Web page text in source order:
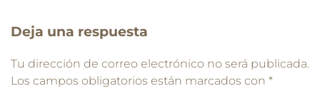
Deja una respuesta
Tu dirección de correo electrónico no será publicada.
Los campos obligatorios están marcados con *